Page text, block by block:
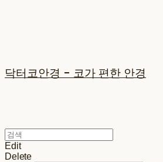
닥터코안경 - 코가 편한 안경
Edit
Delete